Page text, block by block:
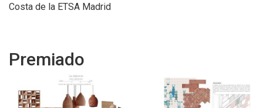
Costa de la ETSA Madrid
Premiado